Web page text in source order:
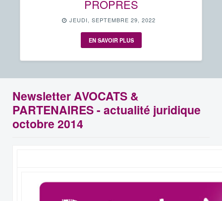
PROPRES
JEUDI, SEPTEMBRE 29, 2022
EN SAVOIR PLUS
Newsletter AVOCATS &
PARTENAIRES - actualité juridique
octobre 2014